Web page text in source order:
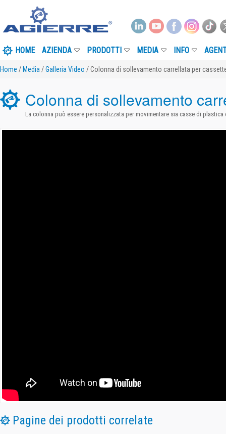
HOME AZIENDA PRODOTTI MEDIA INFO
Home / Media /Galleria Video / Colonna di sollevamento carrellata per
Colonna di sollevamento
La colonna può essere personalizzata per movimentare sia casse di
Pagine dei prodotti correlate